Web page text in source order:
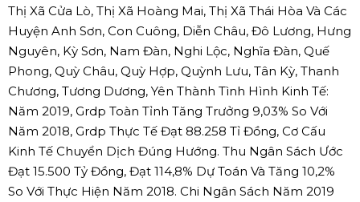
Thị Xã Cửa Lò, Thị Xã Hoàng Mai, Thị Xã Thái Hòa Và Các
Huyện Anh Sơn, Con Cuông, Diễn Châu, Đô Lương, Hưng
Nguyên, Kỳ Sơn, Nam Đàn, Nghi Lộc, Nghĩa Đàn, Quế
Phong, Quỳ Châu, Quỳ Hợp, Quỳnh Lưu, Tân Kỳ, Thanh
Chương, Tương Dương, Yên Thành Tình Hình Kinh Tế:
Năm 2019, Grdp Toàn Tỉnh Tăng Trưởng 9,03% So Với
Năm 2018, Grdp Thực Tế Đạt 88.258 Tỉ Đồng, Cơ Cấu
Kinh Tế Chuyển Dịch Đúng Hướng. Thu Ngân Sách Ước
Đạt 15.500 Tỷ Đồng, Đạt 114,8% Dự Toán Và Tăng 10,2%
So Với Thực Hiện Năm 2018. Chi Ngân Sách Năm 2019